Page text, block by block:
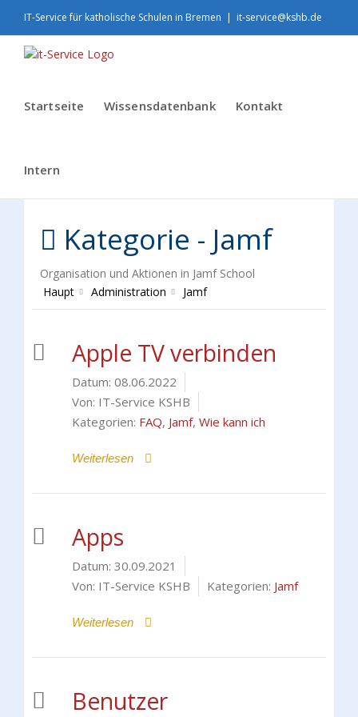
content
IT-Service für katholische Schulen in Bremen | it-service@kshb.de
Startseite Wissensdatenbank Kontakt
Intern
Kategorie - Jamf
Organisation und Aktionen in Jamf School
Haupt
Administration Jamf
Apple TV verbinden
Datum: 08.06.2022
Von: IT-Service KSHB
Kategorien: FAQ, Jamf, Wie kann ich
Weiterlesen
Apps
Datum: 30.09.2021
Von: IT-Service KSHB Kategorien: Jamf
Weiterlesen
Benutzer